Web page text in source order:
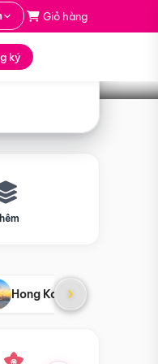
Giỏ hàng
ký
Tìm tour
Hong Kong